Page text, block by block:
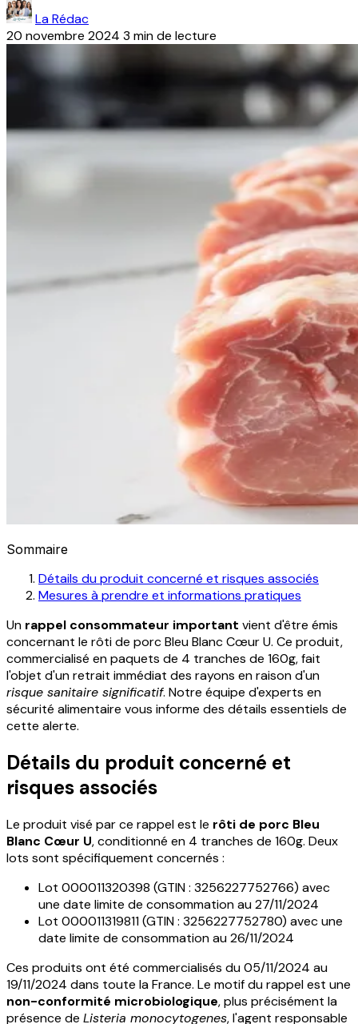
La Rédac
20 novembre 2024 3 min de lecture
Sommaire
Détails du produit concerné et risques associés
Mesures à prendre et informations pratiques
Un rappel consommateur important vient d'être émis
concernant le rôti de porc Bleu Blanc Cœur U. Ce produit,
commercialisé en paquets de 4 tranches de 160g, fait
l'objet d'un retrait immédiat des rayons en raison d'un
risque sanitaire significatif. Notre équipe d'experts en
sécurité alimentaire vous informe des détails essentiels de
cette alerte.
Détails du produit concerné et
risques associés
Le produit visé par ce rappel est le rôti de porc Bleu
Blanc Cœur U, conditionné en 4 tranches de 160g. Deux
lots sont spécifiquement concernés :
Lot 000011320398 (GTIN : 3256227752766) avec
une date limite de consommation au 27/11/2024
Lot 000011319811 (GTIN : 3256227752780) avec une
date limite de consommation au 26/11/2024
Ces produits ont été commercialisés du 05/11/2024 au
19/11/2024 dans toute la France. Le motif du rappel est une
non-conformité microbiologique, plus précisément la
présence de Listeria monocytogenes, l'agent responsable